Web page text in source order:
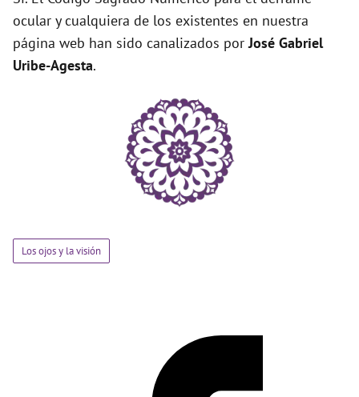
ocular y cualquiera de los existentes en nuestra
página web han sido canalizados porJosé Gabriel
Uribe-Agesta.
Los ojos y la visión